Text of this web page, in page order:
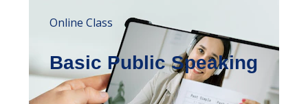
Online Class
Basic Public Speaking